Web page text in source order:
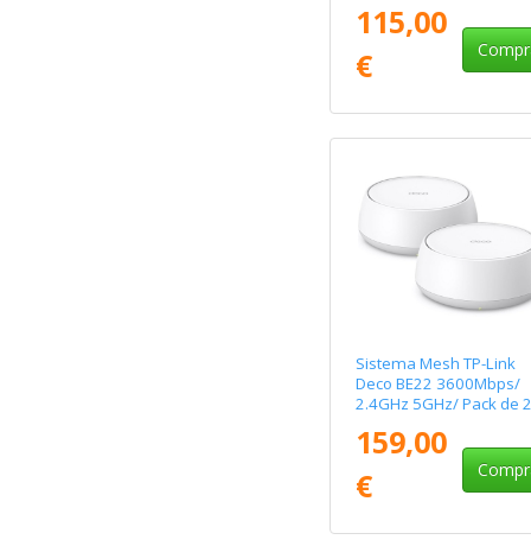
115,00
€
Sistema Mesh TP-Link
Deco BE22 3600Mbps/
2.4GHz 5GHz/ Pack de 2
159,00
€